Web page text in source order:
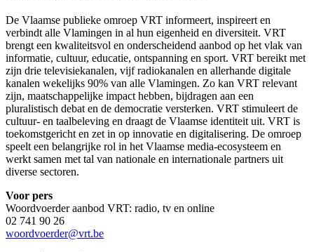
De Vlaamse publieke omroep VRT informeert, inspireert en
verbindt alle Vlamingen in al hun eigenheid en diversiteit. VRT
brengt een kwaliteitsvol en onderscheidend aanbod op het vlak van
informatie, cultuur, educatie, ontspanning en sport. VRT bereikt met
zijn drie televisiekanalen, vijf radiokanalen en allerhande digitale
kanalen wekelijks 90% van alle Vlamingen. Zo kan VRT relevant
zijn, maatschappelijke impact hebben, bijdragen aan een
pluralistisch debat en de democratie versterken. VRT stimuleert de
cultuur- en taalbeleving en draagt de Vlaamse identiteit uit. VRT is
toekomstgericht en zet in op innovatie en digitalisering. De omroep
speelt een belangrijke rol in het Vlaamse media-ecosysteem en
werkt samen met tal van nationale en internationale partners uit
diverse sectoren.
Voor pers
Woordvoerder aanbod VRT: radio, tv en online
02 741 90 26
woordvoerder@vrt.be